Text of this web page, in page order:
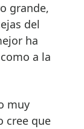
grande,
del
ha
a la
muy
cree que